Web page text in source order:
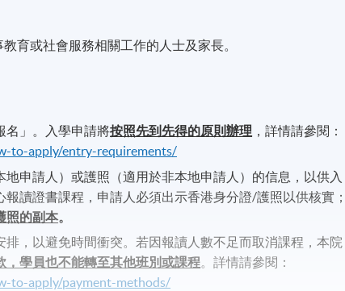
育或社會服務相關工作的人士及家長。
名」。入學申請將按照先到先得的原則辦理 ，詳情請參閱：
to-apply/entry-requirements/
申請人）或護照（適用於非本地申請人）的信息，以供入
讀證書課程，申請人必須出示香港身分證/護照以供核實；
照的副本。
，以避免時間衝突。若因報讀人數不足而取消課程，本院
，學員也不能轉至其他班別或課程。詳情請參閱：
to-apply/payment-methods/